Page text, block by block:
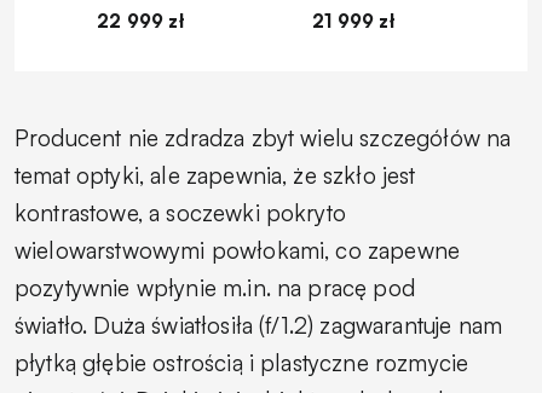
22 999 zł
21 999 zł
Producent nie zdradza zbyt wielu szczegółów na
temat optyki, ale zapewnia, że szkło jest
kontrastowe, a soczewki pokryto
wielowarstwowymi powłokami, co zapewne
pozytywnie wpłynie m.in. na pracę pod
światło. Duża światłosiła (f/1.2) zagwarantuje nam
płytką głębie ostrością i plastyczne rozmycie